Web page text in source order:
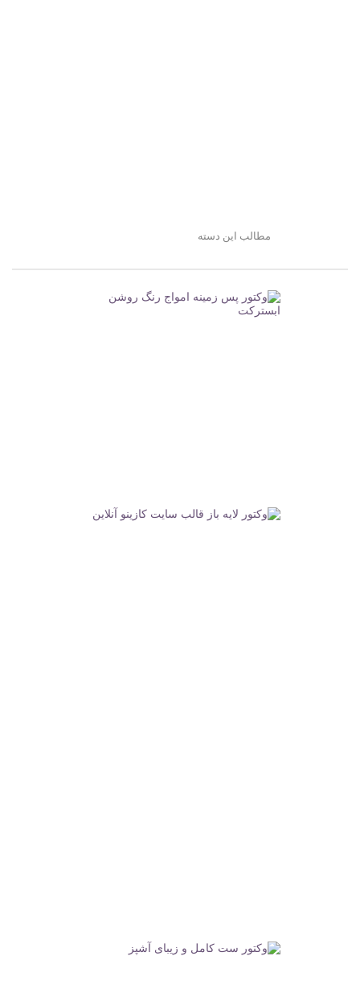
مطالب این دسته